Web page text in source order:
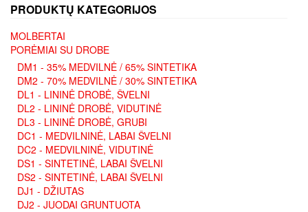
PRODUKTŲ KATEGORIJOS
MOLBERTAI
PORĖMIAI SU DROBE
DM1 - 35% MEDVILNĖ / 65% SINTETIKA
DM2 - 70% MEDVILNĖ / 30% SINTETIKA
DL1 - LININĖ DROBĖ, ŠVELNI
DL2 - LININĖ DROBĖ, VIDUTINĖ
DL3 - LININĖ DROBĖ, GRUBI
DC1 - MEDVILNINĖ, LABAI ŠVELNI
DC2 - MEDVILNINĖ, VIDUTINĖ
DS1 - SINTETINĖ, LABAI ŠVELNI
DS2 - SINTETINĖ, LABAI ŠVELNI
DJ1 - DŽIUTAS
DJ2 - JUODAI GRUNTUOTA